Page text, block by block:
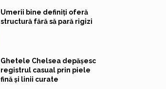
Umerii bine definiți oferă
structură fără să pară rigizi
Ghetele Chelsea depășesc
registrul casual prin piele
fină și linii curate